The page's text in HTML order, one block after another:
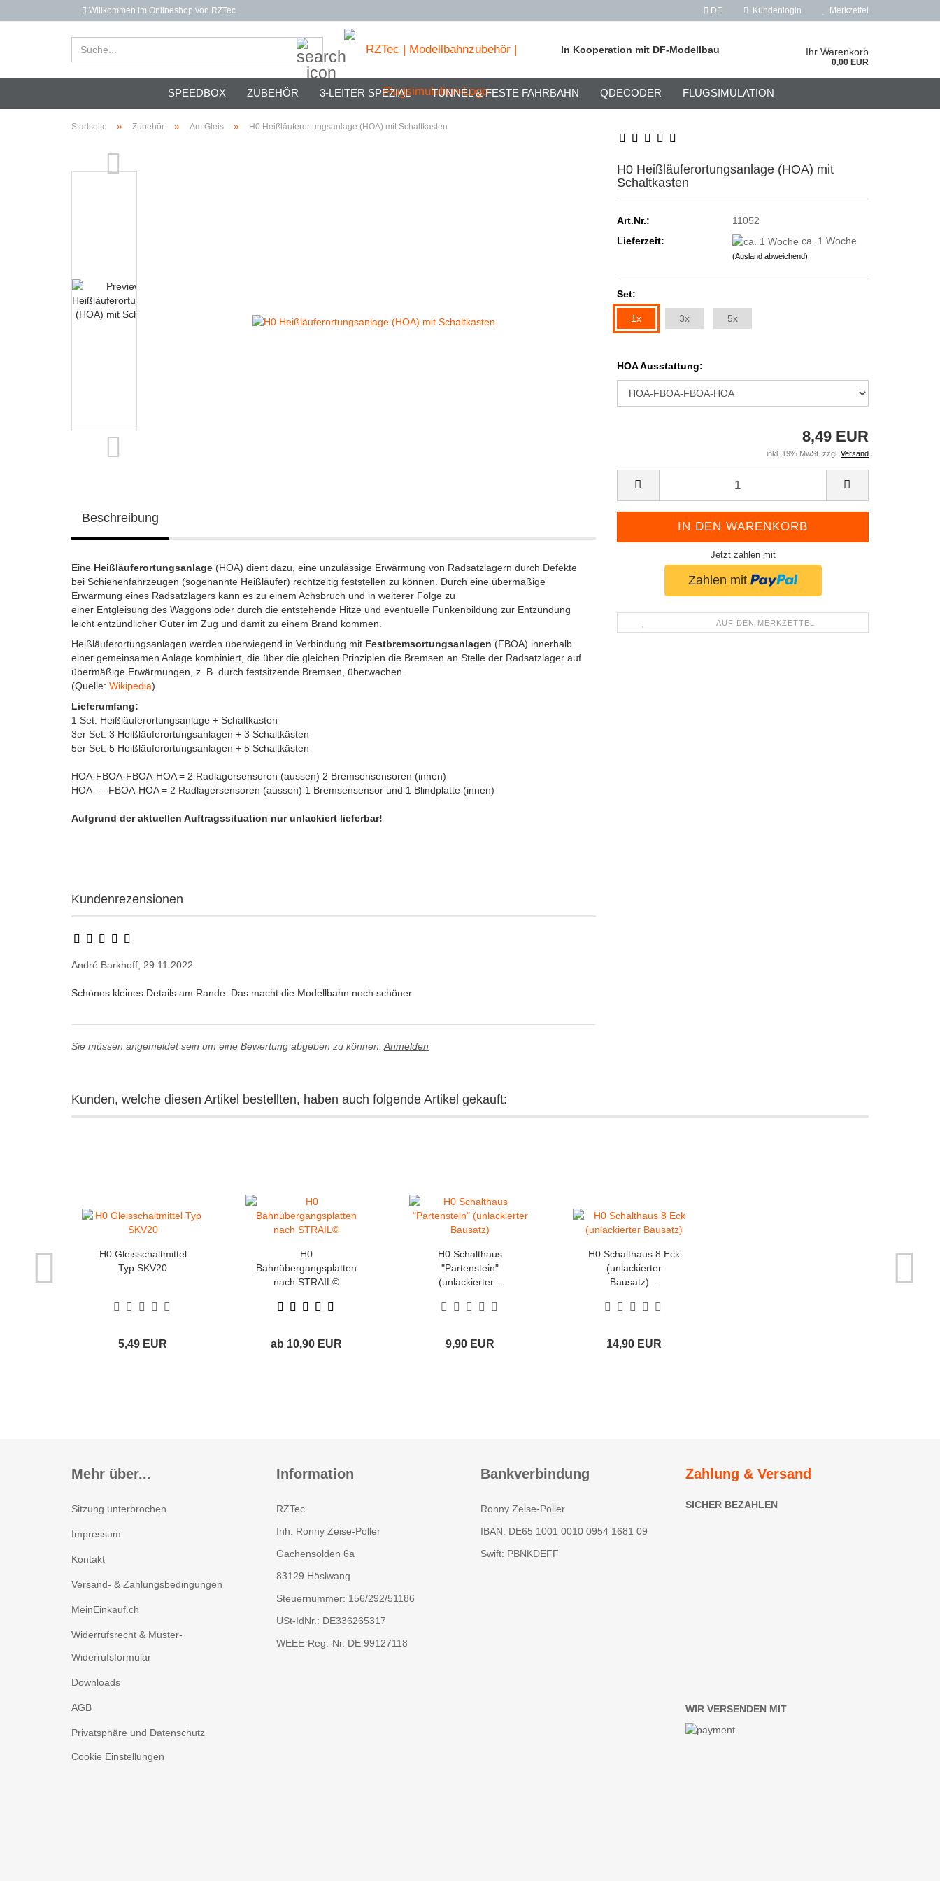
Willkommen im Onlineshop von RZTec DE Kundenlogin Merkzettel
Suche...
In Kooperation mit DF-Modellbau Ihr Warenkorb
0,00 EUR
SPEEDBOX ZUBEHÖR 3-LEITER SPEZIAL TUNNEL & FESTE FAHRBAHN QDECODER FLUGSIMULATION
Startseite » Zubehör » Am Gleis » H0 Heißläuferortungsanlage (HOA) mit Schaltkasten
H0 Heißläuferortungsanlage (HOA) mit
Schaltkasten
Art.Nr.:
11052
Lieferzeit:
ca. 1 Woche
(Ausland abweichend)
Set:
1x 3x 5x
HOA Ausstattung:
8,49 EUR
inkl. 19% MwSt. zzgl. Versand
Jetzt zahlen mit
AUF DEN MERKZETTEL
Beschreibung
Eine Heißläuferortungsanlage (HOA) dient dazu, eine unzulässige Erwärmung von Radsatzlagern durch Defekte
bei Schienenfahrzeugen (sogenannte Heißläufer) rechtzeitig feststellen zu können. Durch eine übermäßige
Erwärmung eines Radsatzlagers kann es zu einem Achsbruch und in weiterer Folge zu
einer Entgleisung des Waggons oder durch die entstehende Hitze und eventuelle Funkenbildung zur Entzündung
leicht entzündlicher Güter im Zug und damit zu einem Brand kommen.
Heißläuferortungsanlagen werden überwiegend in Verbindung mit Festbremsortungsanlagen (FBOA) innerhalb
einer gemeinsamen Anlage kombiniert, die über die gleichen Prinzipien die Bremsen an Stelle der Radsatzlager auf
übermäßige Erwärmungen, z. B. durch festsitzende Bremsen, überwachen.
(Quelle: Wikipedia)
Lieferumfang:
1 Set: Heißläuferortungsanlage + Schaltkasten
3er Set: 3 Heißläuferortungsanlagen + 3 Schaltkästen
5er Set: 5 Heißläuferortungsanlagen + 5 Schaltkästen
HOA-FBOA-FBOA-HOA = 2 Radlagersensoren (aussen) 2 Bremsensensoren (innen)
HOA- - -FBOA-HOA = 2 Radlagersensoren (aussen) 1 Bremsensensor und 1 Blindplatte (innen)
Aufgrund der aktuellen Auftragssituation nur unlackiert lieferbar!
Kundenrezensionen
André Barkhoff, 29.11.2022
Sie müssen angemeldet sein um eine Bewertung abgeben zu können. Anmelden
Kunden, welche diesen Artikel bestellten, haben auch folgende Artikel gekauft:
H0 Gleisschaltmittel
Typ SKV20
5,49 EUR
H0
Bahnübergangsplatten
nach STRAIL©
ab 10,90 EUR
H0 Schalthaus
"Partenstein"
(unlackierter...
9,90 EUR
H0 Schalthaus 8 Eck
(unlackierter
Bausatz)...
14,90 EUR
Mehr über...
Sitzung unterbrochen
Impressum
Kontakt
Versand- & Zahlungsbedingungen
MeinEinkauf.ch
Widerrufsrecht & Muster-
Widerrufsformular
Downloads
AGB
Privatsphäre und Datenschutz
Cookie Einstellungen
Information
RZTec
Inh. Ronny Zeise-Poller
Gachensolden 6a
83129 Höslwang
Steuernummer: 156/292/51186
USt-IdNr.: DE336265317
WEEE-Reg.-Nr. DE 99127118
Bankverbindung
Ronny Zeise-Poller
IBAN: DE65 1001 0010 0954 1681 09
Swift: PBNKDEFF
Zahlung & Versand
SICHER BEZAHLEN
WIR VERSENDEN MIT